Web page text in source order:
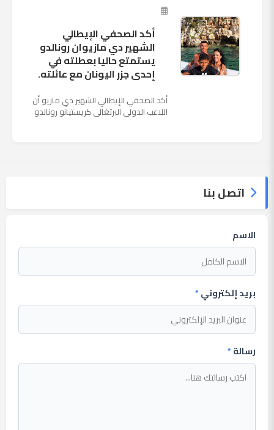
ملعب "كوزموس آ...
أكد الصحفي الإيطالي
الشهير دي مازيوان رونالدو
يستمتع حاليا بعطلته في
إحدى جزر اليونان مع عائلته.
أكد الصحفي الإيطالي الشهير دي مازيو أن
اللاعب الدولي البرتغالي كريستيانو رونالدو
اتصل بنا
الاسم
بريد إلكتروني*
رسالة*